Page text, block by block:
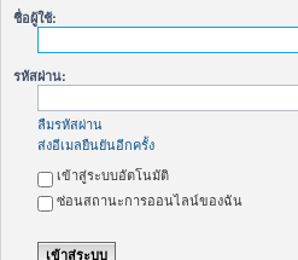
ชื่อผู้ใช้:
รหัสผ่าน:
ลืมรหัสผ่าน
ส่งอีเมลยืนยันอีกครั้ง
เข้าสู่ระบบอัตโนมัติ
ซ่อนสถานะการออนไลน์ของฉัน